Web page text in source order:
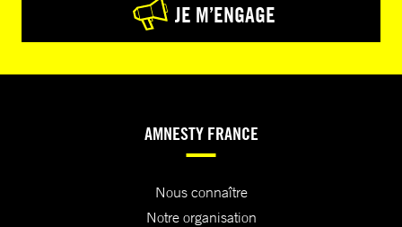
JE M’ENGAGE
AMNESTY FRANCE
Nous connaître
Notre organisation